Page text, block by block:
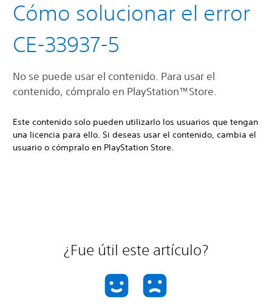
Cómo solucionar el error
CE-33937-5
No se puede usar el contenido. Para usar el
contenido, cómpralo en PlayStation™Store.
Este contenido solo pueden utilizarlo los usuarios que tengan
una licencia para ello. Si deseas usar el contenido, cambia el
usuario o cómpralo en PlayStation Store.
¿Fue útil este artículo?